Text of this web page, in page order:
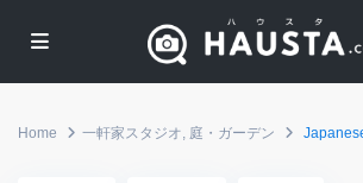
Home 一軒家スタジオ, 庭・ガーデン